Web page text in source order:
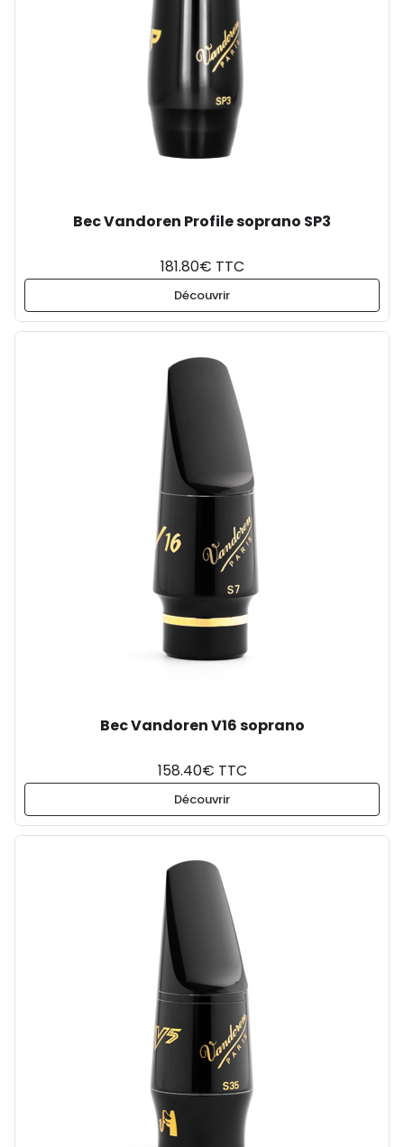
Bec Vandoren Profile soprano SP3
181.80€ TTC
Découvrir
Bec Vandoren V16 soprano
158.40€ TTC
Découvrir